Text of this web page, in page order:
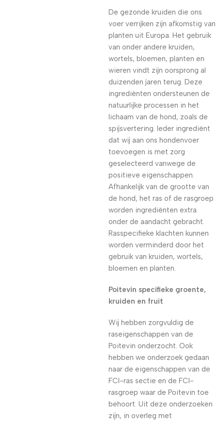
De gezonde kruiden die ons
voer verrijken zijn afkomstig van
planten uit Europa. Het gebruik
van onder andere kruiden,
wortels, bloemen, planten en
wieren vindt zijn oorsprong al
duizenden jaren terug. Deze
ingrediënten ondersteunen de
natuurlijke processen in het
lichaam van de hond, zoals de
spijsvertering. Ieder ingrediënt
dat wij aan ons hondenvoer
toevoegen is met zorg
geselecteerd vanwege de
positieve eigenschappen.
Afhankelijk van de grootte van
de hond, het ras of de rasgroep
worden ingrediënten extra
onder de aandacht gebracht.
Rasspecifieke klachten kunnen
worden verminderd door het
gebruik van kruiden, wortels,
bloemen en planten.
Poitevin specifieke groente,
kruiden en fruit
Wij hebben zorgvuldig de
raseigenschappen van de
Poitevin onderzocht. Ook
hebben we onderzoek gedaan
naar de eigenschappen van de
FCI-ras sectie en de FCI-
rasgroep waar de Poitevin toe
behoort. Uit deze onderzoeken
zijn, in overleg met